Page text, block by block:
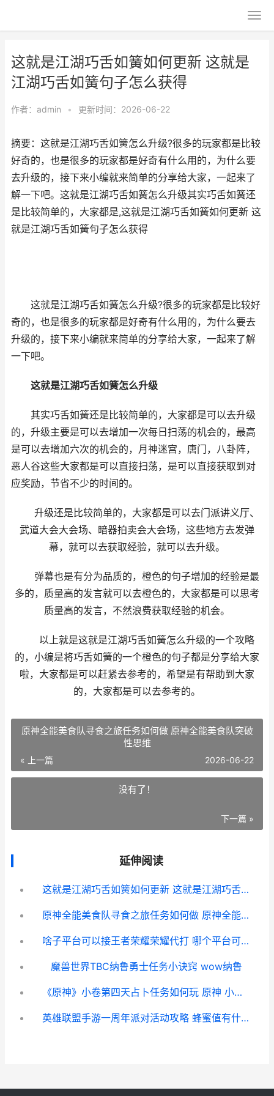
这就是江湖巧舌如簧如何更新 这就是
江湖巧舌如簧句子怎么获得
作者： admin • 更新时间：2026-06-22
摘要：这就是江湖巧舌如簧怎么升级?很多的玩家都是比较
好奇的，也是很多的玩家都是好奇有什么用的，为什么要
去升级的，接下来小编就来简单的分享给大家，一起来了
解一下吧。这就是江湖巧舌如簧怎么升级其实巧舌如簧还
是比较简单的，大家都是,这就是江湖巧舌如簧如何更新 这
就是江湖巧舌如簧句子怎么获得
这就是江湖巧舌如簧怎么升级?很多的玩家都是比较好
奇的，也是很多的玩家都是好奇有什么用的，为什么要去
升级的，接下来小编就来简单的分享给大家，一起来了解
一下吧。
这就是江湖巧舌如簧怎么升级
其实巧舌如簧还是比较简单的，大家都是可以去升级
的，升级主要是可以去增加一次每日扫荡的机会的，最高
是可以去增加六次的机会的，月神迷宫，唐门，八卦阵，
恶人谷这些大家都是可以直接扫荡，是可以直接获取到对
应奖励，节省不少的时间的。
升级还是比较简单的，大家都是可以去门派讲义厅、
武道大会大会场、暗器拍卖会大会场，这些地方去发弹
幕，就可以去获取经验，就可以去升级。
弹幕也是有分为品质的，橙色的句子增加的经验是最
多的，质量高的发言就可以去橙色的，大家都是可以思考
质量高的发言，不然浪费获取经验的机会。
以上就是这就是江湖巧舌如簧怎么升级的一个攻略
的，小编是将巧舌如簧的一个橙色的句子都是分享给大家
啦，大家都是可以赶紧去参考的，希望是有帮助到大家
的，大家都是可以去参考的。
原神全能美食队寻食之旅任务如何做 原神全能美食队突破
性思维
« 上一篇 2026-06-22
没有了！
下一篇 »
延伸阅读
这就是江湖巧舌如簧如何更新 这就是江湖巧舌如簧句子怎么获得
原神全能美食队寻食之旅任务如何做 原神全能美食队突破性思维
啥子平台可以接王者荣耀荣耀代打 哪个平台可以接兼职
魔兽世界TBC纳鲁勇士任务小诀窍 wow纳鲁
《原神》小卷第四天占卜任务如何玩 原神 小卷 第五天
英雄联盟手游一周年派对活动攻略 蜂蜜值有什么用